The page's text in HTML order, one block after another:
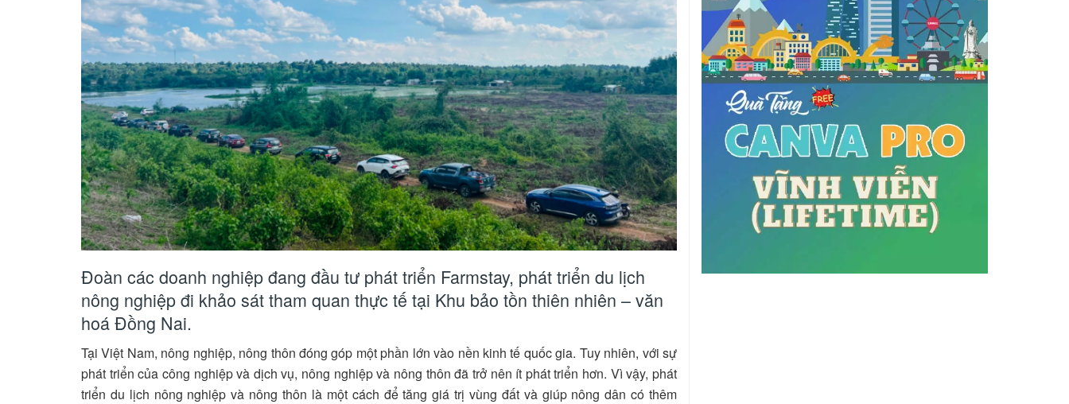
Đoàn các doanh nghiệp đang đầu tư phát triển Farmstay, phát triển du lịch
nông nghiệp đi khảo sát tham quan thực tế tại Khu bảo tồn thiên nhiên – văn
hoá Đồng Nai.
Tại Việt Nam, nông nghiệp, nông thôn đóng góp một phần lớn vào nền kinh tế quốc gia. Tuy nhiên, với sự
phát triển của công nghiệp và dịch vụ, nông nghiệp và nông thôn đã trở nên ít phát triển hơn. Vì vậy, phát
triển du lịch nông nghiệp và nông thôn là một cách để tăng giá trị vùng đất và giúp nông dân có thêm